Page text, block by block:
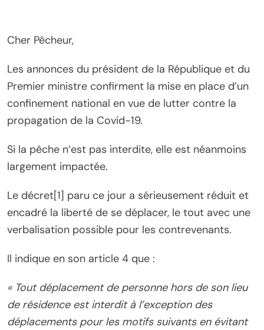
Cher Pêcheur,
Les annonces du président de la République et du
Premier ministre confirment la mise en place d’un
confinement national en vue de lutter contre la
propagation de la Covid-19.
Si la pêche n’est pas interdite, elle est néanmoins
largement impactée.
Le décret[1] paru ce jour a sérieusement réduit et
encadré la liberté de se déplacer, le tout avec une
verbalisation possible pour les contrevenants.
Il indique en son article 4 que :
« Tout déplacement de personne hors de son lieu
de résidence est interdit à l’exception des
déplacements pour les motifs suivants en évitant